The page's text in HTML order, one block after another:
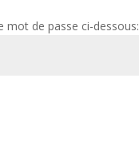
mot de passe ci-dessous: